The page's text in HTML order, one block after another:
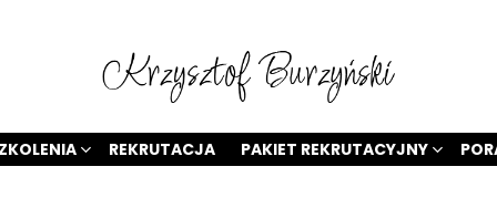
REKRUTACJA PAKIET REKRUTACYJNY